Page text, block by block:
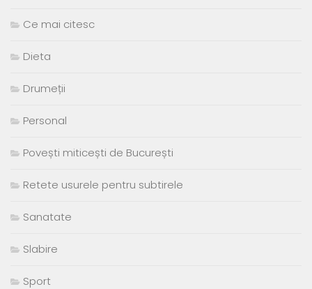
Ce mai citesc
Dieta
Drumeții
Personal
Povești miticești de București
Retete usurele pentru subtirele
Sanatate
Slabire
Sport